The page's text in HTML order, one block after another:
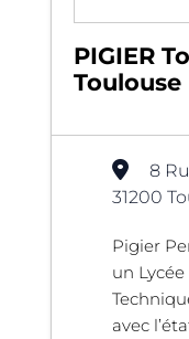
PIGIER
Toulouse
8
31200
Pigier
un
avec